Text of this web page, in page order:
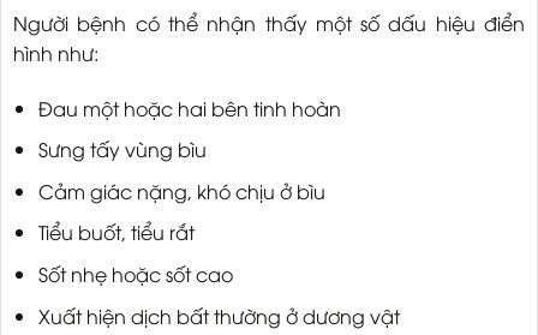
Người bệnh có thể nhận thấy một số dấu hiệu điển
hình như:
Đau một hoặc hai bên tinh hoàn
Sưng tấy vùng bìu
Cảm giác nặng, khó chịu ở bìu
Tiểu buốt, tiểu rắt
Sốt nhẹ hoặc sốt cao
Xuất hiện dịch bất thường ở dương vật